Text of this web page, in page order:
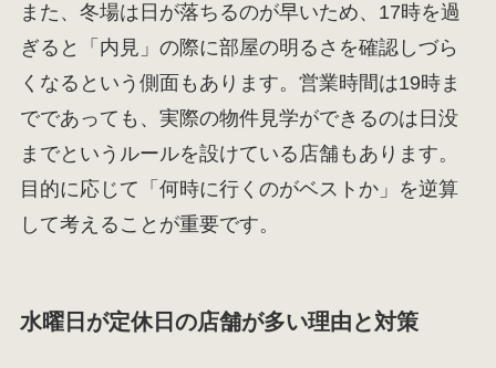
また、冬場は日が落ちるのが早いため、17時を過
ぎると「内見」の際に部屋の明るさを確認しづら
くなるという側面もあります。営業時間は19時ま
でであっても、実際の物件見学ができるのは日没
までというルールを設けている店舗もあります。
目的に応じて「何時に行くのがベストか」を逆算
して考えることが重要です。
水曜日が定休日の店舗が多い理由と対策